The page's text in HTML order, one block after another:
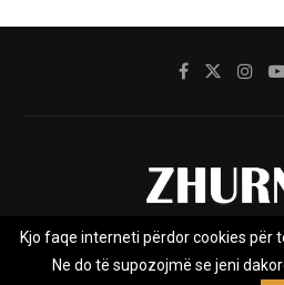
Rreth nesh Impresumi
Privacy
Kjo faqe interneti përdor cookies për
Ne do të supozojmë se jeni